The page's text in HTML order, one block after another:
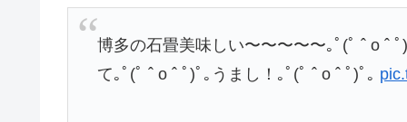
博多の石畳美味しい〜〜〜〜〜｡ﾟ(ﾟ ˆ o ˆ
て｡ﾟ(ﾟ ˆ o ˆ ﾟ)ﾟ｡うまし！｡ﾟ(ﾟ ˆ o ˆ ﾟ)ﾟ｡